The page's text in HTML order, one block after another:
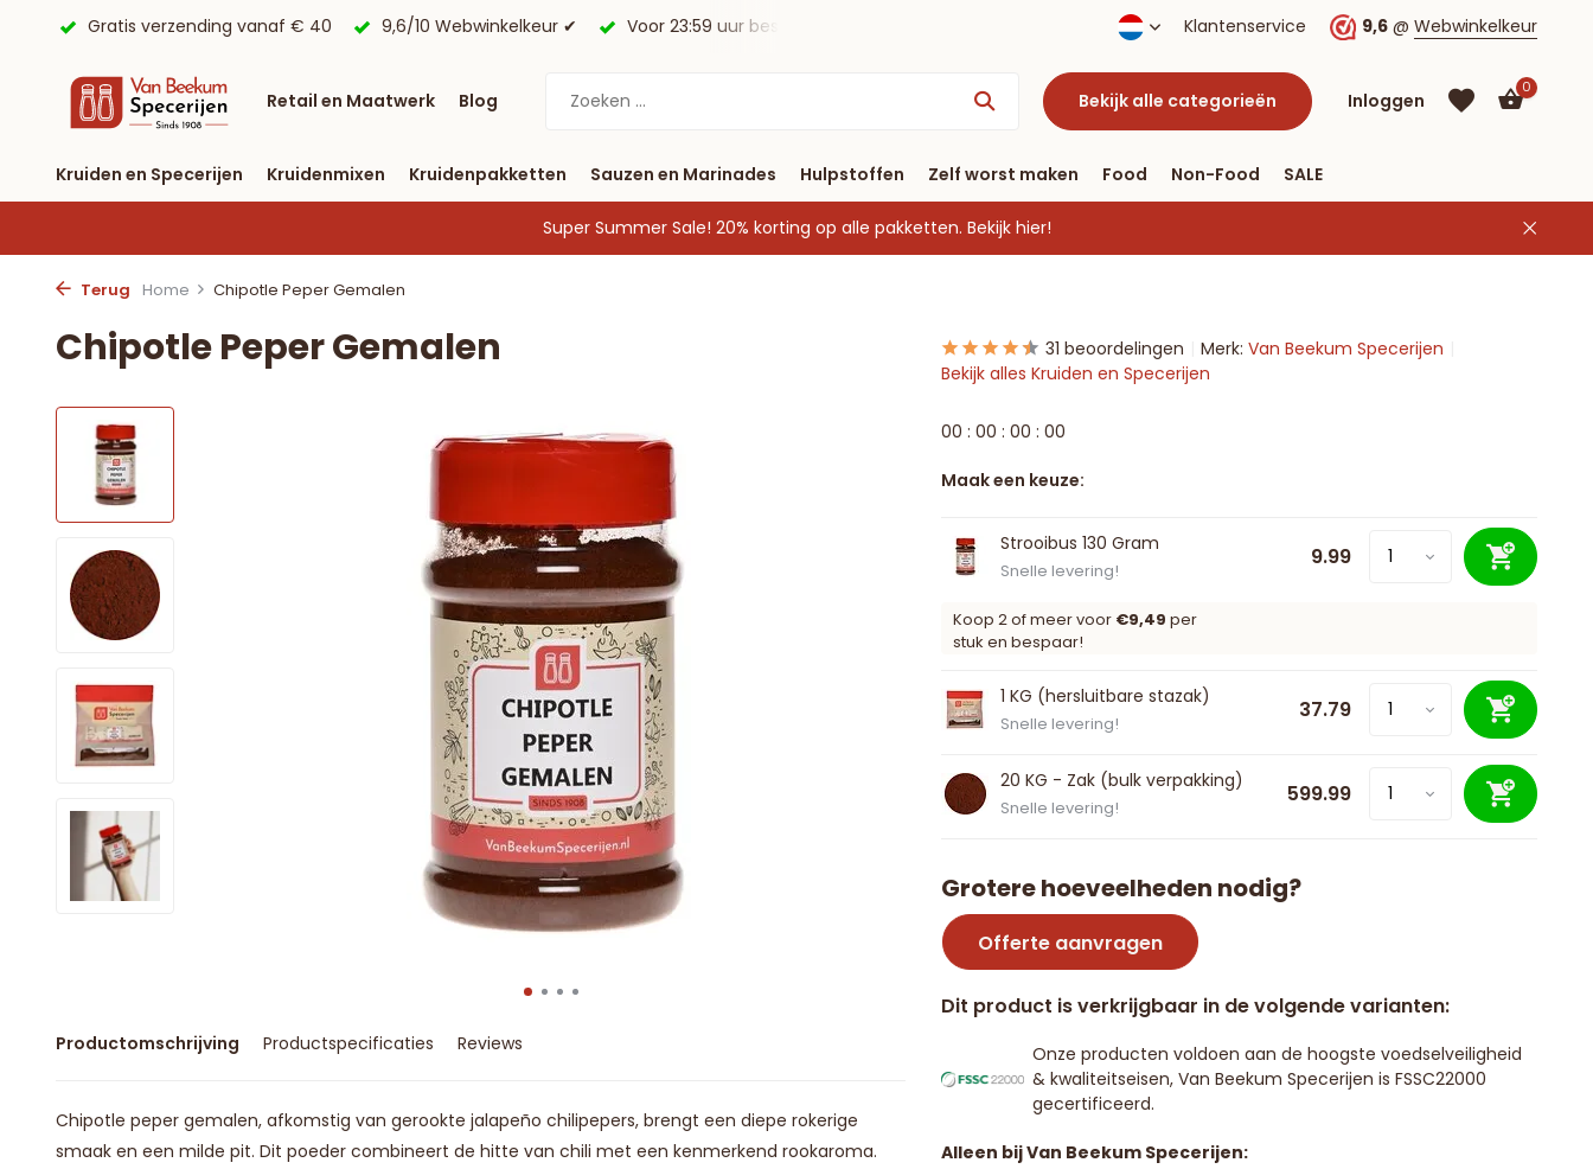
9,6/10 Webwinkelkeur ✔ Voor 23:59 uur besteld, morgen in huis*. Gratis verzending vanaf € 40 Klantenservice 9,6 @ Webwinkelkeur
Retail en Maatwerk Blog Bekijk alle categorieën Inloggen
Account
aanmaken
0
Kruiden en Specerijen Kruidenmixen Kruidenpakketten Sauzen en Marinades Hulpstoffen Zelf worst maken Food Non-Food SALE
Super Summer Sale! 20% korting op alle pakketten. Bekijk hier!
Terug Home Chipotle Peper Gemalen
Chipotle Peper Gemalen
Productomschrijving Productspecificaties Reviews
Chipotle peper gemalen, afkomstig van gerookte jalapeño chilipepers, brengt een diepe rokerige
smaak en een milde pit. Dit poeder combineert de hitte van chili met een kenmerkend rookaroma.
31 beoordelingen Merk: Van Beekum Specerijen
Bekijk alles Kruiden en Specerijen
00 : 00 : 00 : 00
Maak een keuze:
Strooibus 130 Gram
Snelle levering! 9.99
Koop 2 of meer voor €9,49 per
stuk en bespaar!
1 KG (hersluitbare stazak)
Snelle levering! 37.79
20 KG - Zak (bulk verpakking)
Snelle levering! 599.99
Grotere hoeveelheden nodig?
Offerte aanvragen
Dit product is verkrijgbaar in de volgende varianten:
Onze producten voldoen aan de hoogste voedselveiligheid
& kwaliteitseisen, Van Beekum Specerijen is FSSC22000
gecertificeerd.
Alleen bij Van Beekum Specerijen: